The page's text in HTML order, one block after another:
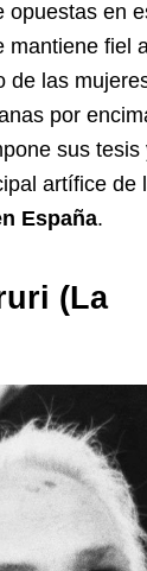
opuestas en
mantiene fiel
de las
por
sus tesis
artífice de
España.
(La